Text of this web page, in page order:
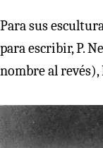
Para sus
para escribir, P.
nombre al